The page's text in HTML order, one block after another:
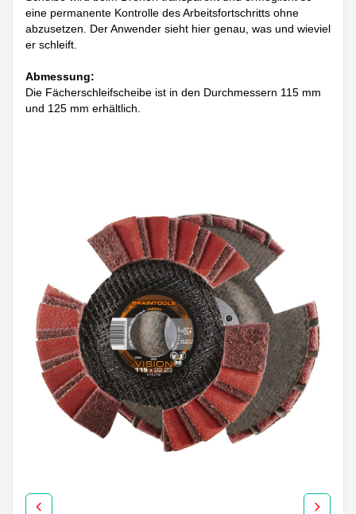
eine permanente Kontrolle des Arbeitsfortschritts ohne
abzusetzen. Der Anwender sieht hier genau, was und wieviel
er schleift.
Abmessung:
Die Fächerschleifscheibe ist in den Durchmessern 115 mm
und 125 mm erhältlich.